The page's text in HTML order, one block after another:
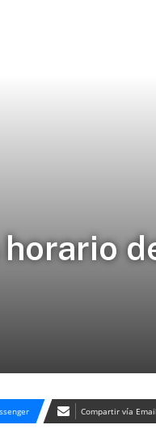
Compartir vía Email